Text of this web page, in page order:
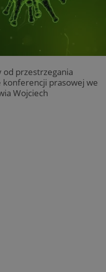
od przestrzegania
konferencji prasowej we
Wojciech